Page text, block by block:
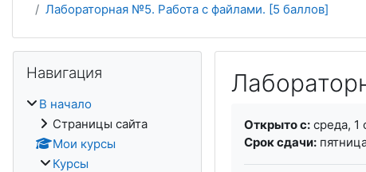
Лабораторная №5. Работа с файлами. [5 баллов]
Открыто с:среда, 1
Срок сдачи:
Навигация
В начало
Страницы сайта
Мои курсы
Курсы